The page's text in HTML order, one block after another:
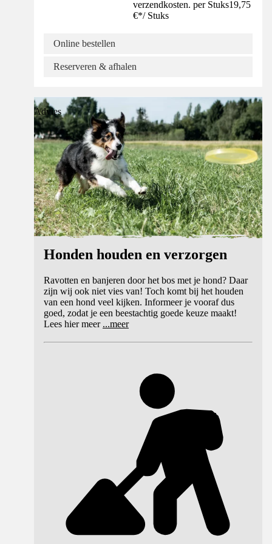
verzendkosten. per Stuks19,75
€*/ Stuks
Online bestellen
Reserveren & afhalen
Advies
Honden houden en verzorgen
Ravotten en banjeren door het bos met je hond? Daar
zijn wij ook niet vies van! Toch komt bij het houden
van een hond veel kijken. Informeer je vooraf dus
goed, zodat je een beestachtig goede keuze maakt!
Lees hier meer ...meer